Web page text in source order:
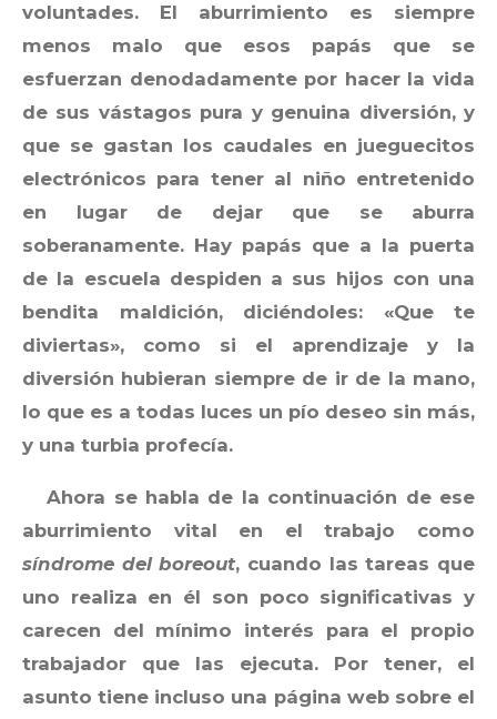
voluntades. El aburrimiento es siempre
menos malo que esos papás que se
esfuerzan denodadamente por hacer la vida
de sus vástagos pura y genuina diversión, y
que se gastan los caudales en jueguecitos
electrónicos para tener al niño entretenido
en lugar de dejar que se aburra
soberanamente. Hay papás que a la puerta
de la escuela despiden a sus hijos con una
bendita maldición, diciéndoles: «Que te
diviertas», como si el aprendizaje y la
diversión hubieran siempre de ir de la mano,
lo que es a todas luces un pío deseo sin más,
y una turbia profecía.
Ahora se habla de la continuación de ese
aburrimiento vital en el trabajo como
síndrome del boreout, cuando las tareas que
uno realiza en él son poco significativas y
carecen del mínimo interés para el propio
trabajador que las ejecuta. Por tener, el
asunto tiene incluso una página web sobre el